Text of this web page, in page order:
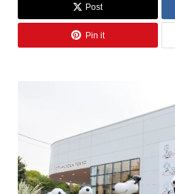
Post
Pin it